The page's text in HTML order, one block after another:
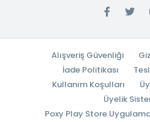
Alışveriş Güvenliği
İade Politikası
Kullanım Koşulları
Üyelik
Poxy Play Store